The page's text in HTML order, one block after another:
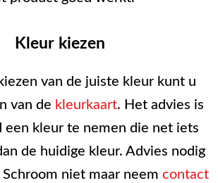
Kleur kiezen
van de juiste kleur kunt u
van de kleurkaart. Het advies is
een kleur te nemen die net iets
de huidige kleur. Advies nodig
niet maar neem contact